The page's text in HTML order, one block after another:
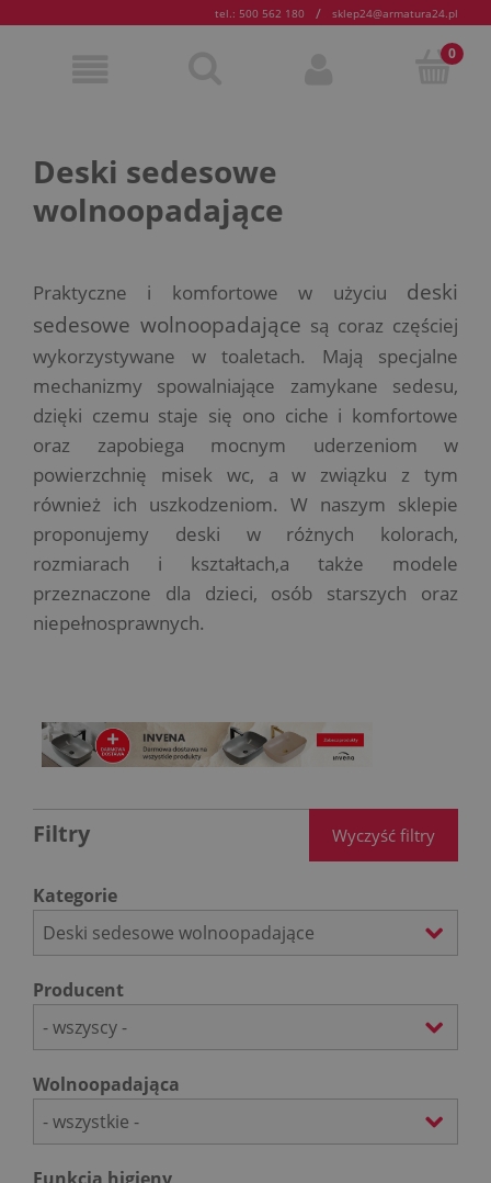
tel.: 500 562 180 / sklep24@armatura24.pl
Deski sedesowe
wolnoopadające
Praktyczne i komfortowe w użyciu deski
sedesowe wolnoopadające są coraz częściej
wykorzystywane w toaletach. Mają specjalne
mechanizmy spowalniające zamykane sedesu,
dzięki czemu staje się ono ciche i komfortowe
oraz zapobiega mocnym uderzeniom w
powierzchnię misek wc, a w związku z tym
również ich uszkodzeniom. W naszym sklepie
proponujemy deski w różnych kolorach,
rozmiarach i kształtach,a także modele
przeznaczone dla dzieci, osób starszych oraz
niepełnosprawnych.
Filtry Wyczyść filtry
Kategorie
Deski sedesowe wolnoopadające
Producent
- wszyscy -
Wolnoopadająca
- wszystkie -